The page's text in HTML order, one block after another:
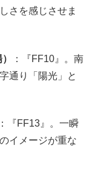
さを感じさせま
：『FF10』。南
通り「陽光」と
：『FF13』。一瞬
イメージが重な